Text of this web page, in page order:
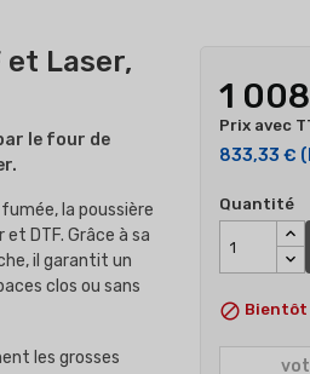
Laser,
le four de
la poussière
DTF. Grâce à sa
il garantit un
clos ou sans
les grosses
1
Prix avec
833,33 €
Quantité
 Bientôt